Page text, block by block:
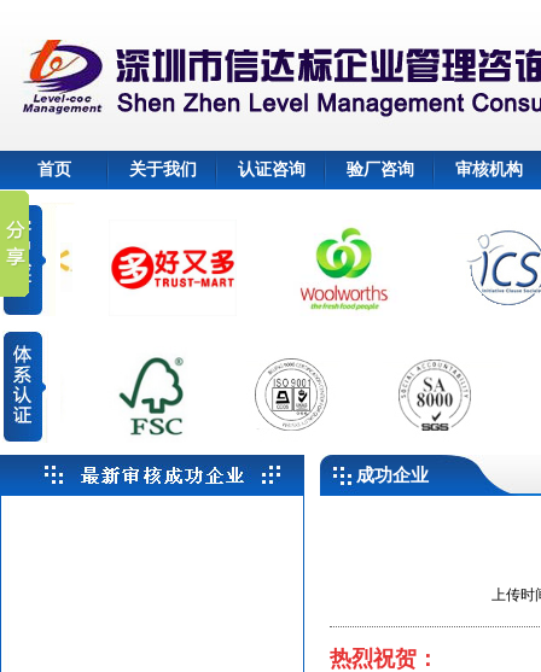
首页 关于我们 认证咨询 验厂咨询 审核机构
成功企业
上传时
热烈祝贺：